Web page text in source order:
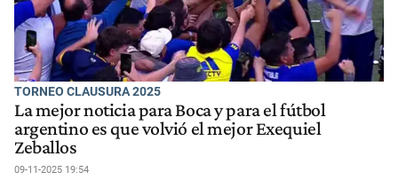
TORNEO CLAUSURA 2025
La mejor noticia para Boca y para el fútbol
argentino es que volvió el mejor Exequiel
Zeballos
09-11-2025 19:54